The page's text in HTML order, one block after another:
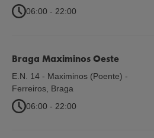
06:00 - 22:00
Braga Maximinos Oeste
E.N. 14 - Maximinos (Poente) -
Ferreiros Braga
06:00 - 22:00